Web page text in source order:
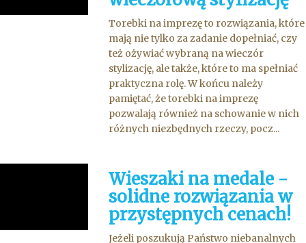
Torebki na imprezę to rozwiązania, które
mają nie tylko za zadanie dopełniać, czy
też ożywiać wybraną na wieczór
stylizację, ale także, które to ma spełniać
praktyczna rolę. W końcu należy
pamiętać, że torebki na imprezę
pozwalają również na schowanie w nich
różnych niezbędnych rzeczy, pocz...
Wieszaki na medale -
solidne rozwiązania w
przystępnych cenach!
Jeżeli poszukują Państwo niebanalnych